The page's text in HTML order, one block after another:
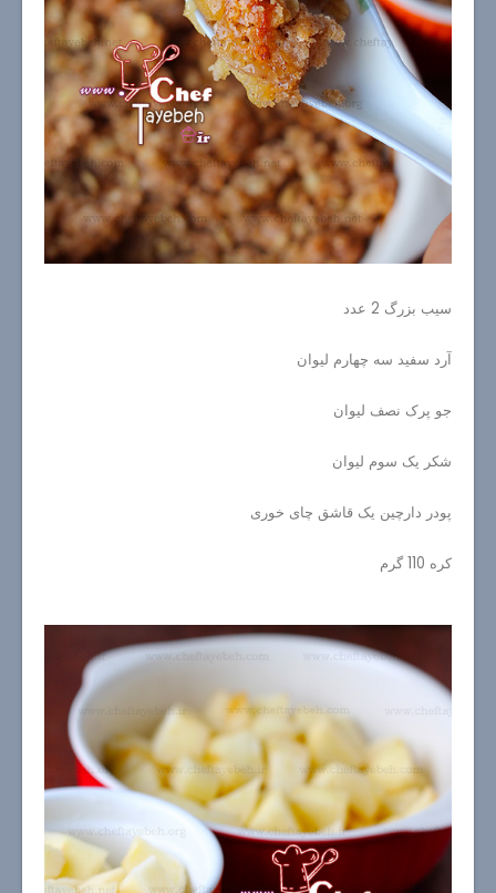
سیب بزرگ 2 عدد
آرد سفید سه چهارم لیوان
جو پرک نصف لیوان
شکر یک سوم لیوان
پودر دارچین یک قاشق چای خوری
کره 110 گرم